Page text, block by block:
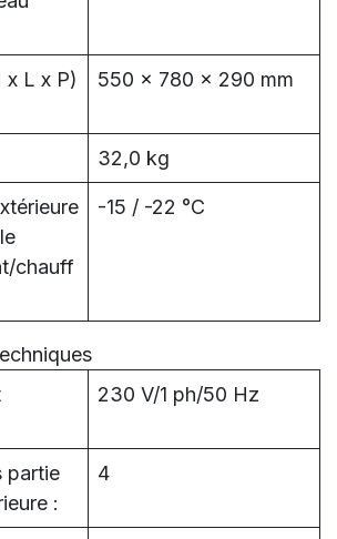
x L x P)
550 x 780 x 290 mm
32,0 kg
chauff
-15 / -22 °C
230 V/1 ph/50 Hz
partie
:
4